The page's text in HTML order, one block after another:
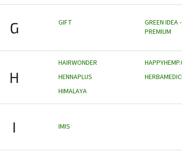
G GIFT
GREEN IDEA
PREMIUM
H
HAIRWONDER
HENNAPLUS
HIMALAYA
I IMIS